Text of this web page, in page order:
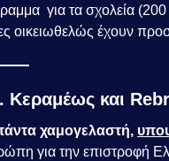
για τα σχολεία (200
οικειωθελώς έχουν
Κεραμέως και
χαμογελαστή,
για την επιστροφή